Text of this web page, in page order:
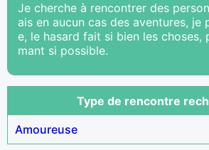
Je cherche à rencontrer des
ais en aucun cas des aventures, je
e, le hasard fait si bien les choses,
mant si possible.
Type de rencontre
Amoureuse